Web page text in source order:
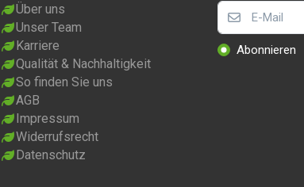
Über uns
Unser Team
Karriere
Qualität & Nachhaltigkeit
So finden Sie uns
AGB
Impressum
Widerrufsrecht
Datenschutz
Abonnieren